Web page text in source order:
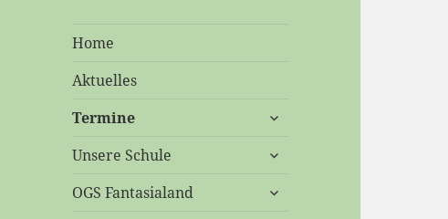
Home
Aktuelles
Termine
untermenü
Unsere Schule
untermenü
OGS Fantasialand
untermenü